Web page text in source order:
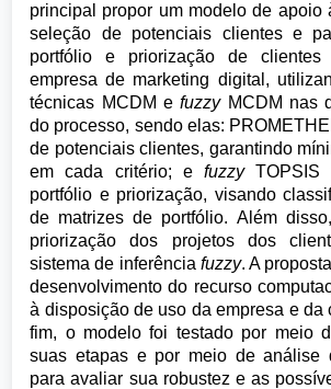
principal propor um modelo de apoio
seleção de potenciais clientes e
portfólio e priorização de
empresa de marketing digital,
técnicas MCDM efuzzyMCDM nas
do processo, sendo elas:
de potenciais clientes, garantindo
em cada critério; e fuzzyTOPSIS
portfólio e priorização, visando
de matrizes de portfólio. Além
priorização dos projetos dos
sistema de inferência fuzzy. A
desenvolvimento do recurso
à disposição de uso da empresa e da
fim, o modelo foi testado por meio
suas etapas e por meio de análise
para avaliar sua robustez e as